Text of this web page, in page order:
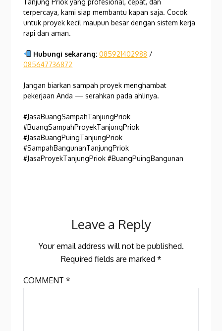
Tanjung Priok yang profesional, cepat, dan
terpercaya, kami siap membantu kapan saja. Cocok
untuk proyek kecil maupun besar dengan sistem kerja
rapi dan aman.
Hubungi sekarang: 085921402988 /
085647736872
Jangan biarkan sampah proyek menghambat
pekerjaan Anda — serahkan pada ahlinya.
#JasaBuangSampahTanjungPriok
#BuangSampahProyekTanjungPriok
#JasaBuangPuingTanjungPriok
#SampahBangunanTanjungPriok
#JasaProyekTanjungPriok #BuangPuingBangunan
Leave a Reply
Your email address will not be published.
Required fields are marked *
COMMENT*